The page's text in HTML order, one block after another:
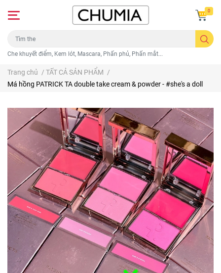
Che khuyết điểm, Kem lót, Mascara, Phấn phủ, Phấn mắt...
0
Trang chủ / TẤT CẢ SẢN PHẨM /
Má hồng PATRICK TA double take cream & powder - #she's a doll